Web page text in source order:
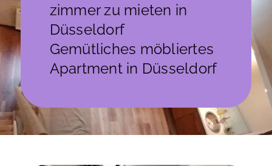
zimmer zu mieten in
Düsseldorf
Gemütliches möbliertes
Apartment in Düsseldorf